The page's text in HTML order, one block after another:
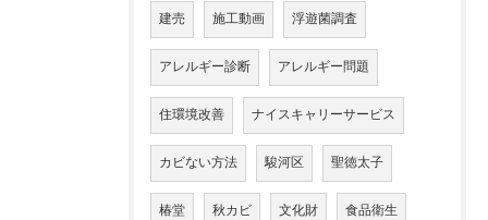
建売 施工動画 浮遊菌調査
アレルギー診断 アレルギー問題
住環境改善 ナイスキャリーサービス
カビない方法 駿河区 聖徳太子
椿堂 秋カビ 文化財 食品衛生